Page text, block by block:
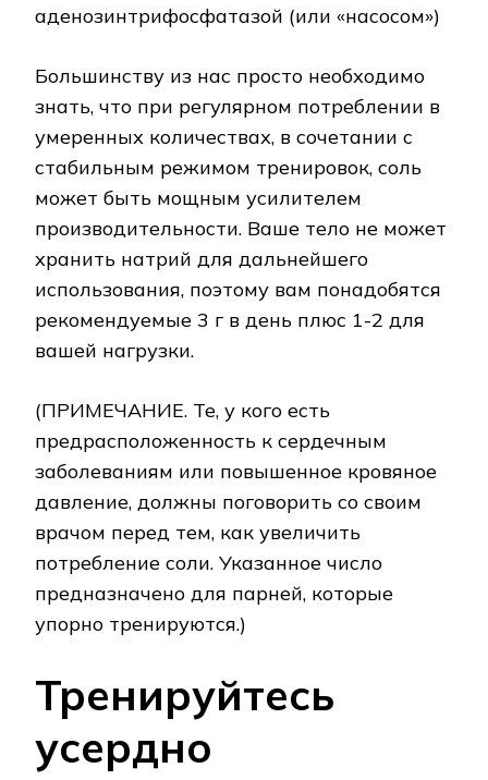
аденозинтрифосфатазой (или «насосом»)
Большинству из нас просто необходимо
знать, что при регулярном потреблении в
умеренных количествах, в сочетании с
стабильным режимом тренировок, соль
может быть мощным усилителем
производительности. Ваше тело не может
хранить натрий для дальнейшего
использования, поэтому вам понадобятся
рекомендуемые 3 г в день плюс 1-2 для
вашей нагрузки.
(ПРИМЕЧАНИЕ. Те, у кого есть
предрасположенность к сердечным
заболеваниям или повышенное кровяное
давление, должны поговорить со своим
врачом перед тем, как увеличить
потребление соли. Указанное число
предназначено для парней, которые
упорно тренируются.)
Тренируйтесь
усердно